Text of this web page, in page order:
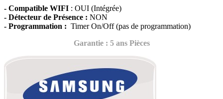
- Compatible WIFI : OUI (Intégrée)
- Détecteur de Présence : NON
- Programmation : Timer On/Off (pas de programmation)
Garantie : 5 ans Pièces